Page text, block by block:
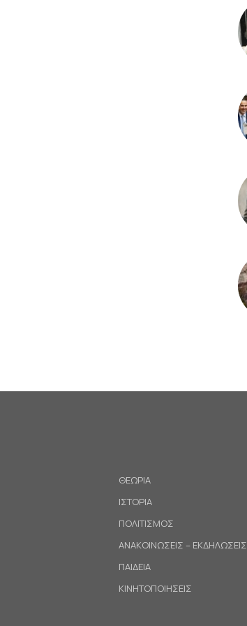
ΘΕΩΡΙΑ
ΙΣΤΟΡΙΑ
ΠΟΛΙΤΙΣΜΟΣ
ΑΝΑΚΟΙΝΩΣΕΙΣ – ΕΚΔΗΛΩΣΕΙΣ
ΠΑΙΔΕΙΑ
ΚΙΝΗΤΟΠΟΙΗΣΕΙΣ